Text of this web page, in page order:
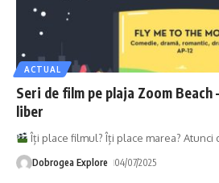
ACTUAL
Seri de film pe plaja Zoom Beach
liber
Îți place filmul? Îți place marea? Atunci
Dobrogea Explore 04/07/2025